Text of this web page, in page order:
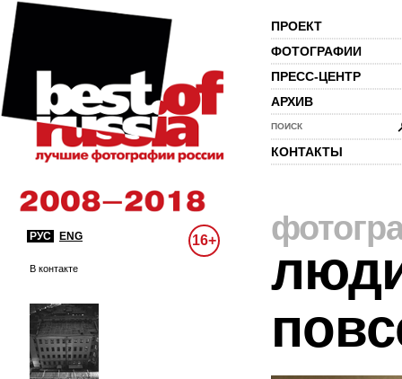
ПРОЕКТ
ФОТОГРАФИИ
ПРЕСС-ЦЕНТР
АРХИВ
ПОИСК
КОНТАКТЫ
РУС ENG 16+
В контакте